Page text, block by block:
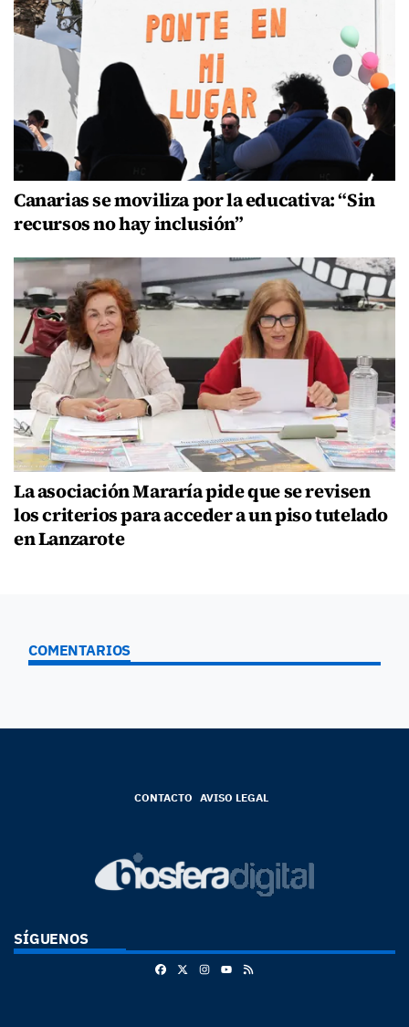
Canarias se moviliza por la educativa: “Sin
recursos no hay inclusión”
La asociación Mararía pide que se revisen
los criterios para acceder a un piso tutelado
en Lanzarote
COMENTARIOS
CONTACTO AVISO LEGAL
SÍGUENOS
FacebookInstagram